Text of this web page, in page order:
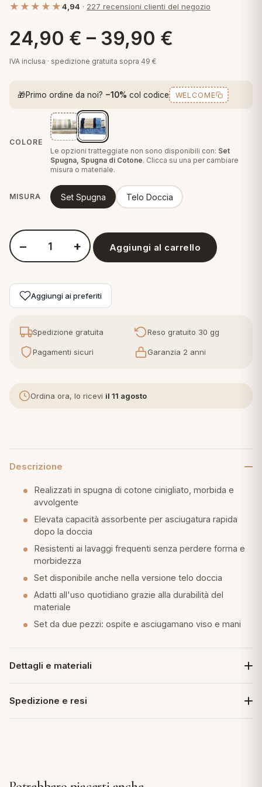
letto
e Pigiami
arredo
per cuscini
Step
in fibra
in piuma d'oca
in piuma
Tappeti Cartoons
Trapuntini Cartoons
★★★★★4,94 · 227 recensioni clienti del negozio
24,90 € – 39,90 €
IVA inclusa · spedizione gratuita sopra 49 €
🎁Primo ordine da noi? −10% col codice WELCOME
COLORE
Le opzioni tratteggiate non sono disponibili con: Set
Spugna, Spugna di Cotone. Clicca su una per cambiare
misura o materiale.
MISURA Set Spugna Telo Doccia
Quantità Carrara Set due pezzi Spugna Bagno ospite e
− + Aggiungi al carrello
Aggiungi ai preferiti
Spedizione gratuita Reso gratuito 30 gg
Pagamenti sicuri Garanzia 2 anni
Ordina ora, lo ricevi il 11 agosto
Descrizione
Realizzati in spugna di cotone cinigliato, morbida e
avvolgente
Elevata capacità assorbente per asciugatura rapida
dopo la doccia
Resistenti ai lavaggi frequenti senza perdere forma e
morbidezza
Set disponibile anche nella versione telo doccia
Adatti all'uso quotidiano grazie alla durabilità del
materiale
Set da due pezzi: ospite e asciugamano viso e mani
Dettagli e materiali
Spedizione e resi